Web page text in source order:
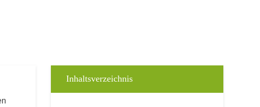
Inhaltsverzeichnis